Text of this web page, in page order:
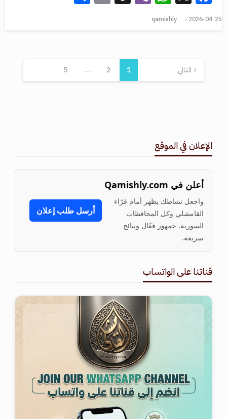
2026-04-25
qamishly
1
2
…
5 التالي
الإعلان في الموقع
أعلن في Qamishly.com
واجعل نشاطك يظهر أمام قرّاء
القامشلي وكل المحافظات
السورية. جمهور فعّال ونتائج
سريعة.
أرسل طلب إعلان
قناتنا على الواتساب